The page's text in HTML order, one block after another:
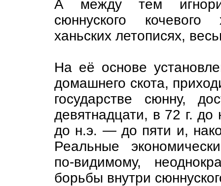
А между тем
сюннуского
ханьских летописях,
На её основе
домашнего скота,
государстве сюнну,
девятнадцати, в 72 г.
до н.э. — до пяти и,
Реальные
по-видимому,
борьбы внутри